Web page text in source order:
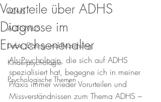
ADHS
AUTISMUS
Liebe, Dating und Beziehung
Kinderpsychologie
Psychologische Themen
Vorurteile über ADHS
Diagnose im
Erwachsenenalter
Als Psychologin, die sich auf ADHS
spezialisiert hat, begegne ich in meiner
Praxis immer wieder Vorurteilen und
Missverständnissen zum Thema ADHS –